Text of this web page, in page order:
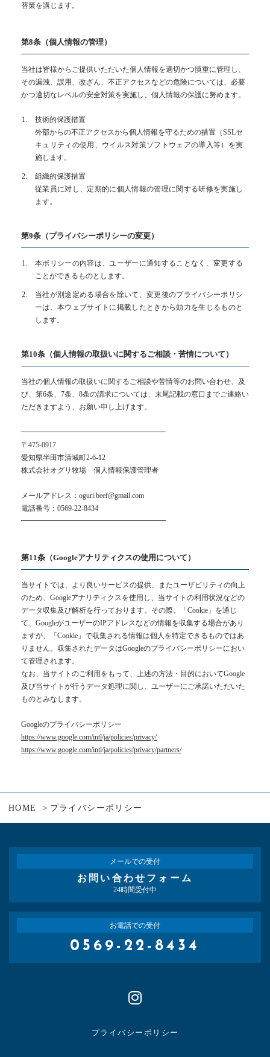
替策を講じます。
第8条（個人情報の管理）
当社は皆様からご提供いただいた個人情報を適切かつ慎重に管理し、
その漏洩、誤用、改ざん、不正アクセスなどの危険については、必要
かつ適切なレベルの安全対策を実施し、個人情報の保護に努めます。
技術的保護措置
外部からの不正アクセスから個人情報を守るための措置（SSLセ
キュリティの使用、ウイルス対策ソフトウェアの導入等）を実
施します。
組織的保護措置
従業員に対し、定期的に個人情報の管理に関する研修を実施し
ます。
第9条（プライバシーポリシーの変更）
本ポリシーの内容は、ユーザーに通知することなく、変更する
ことができるものとします。
当社が別途定める場合を除いて、変更後のプライバシーポリシ
ーは、本ウェブサイトに掲載したときから効力を生じるものと
します。
第10条（個人情報の取扱いに関するご相談・苦情について）
当社の個人情報の取扱いに関するご相談や苦情等のお問い合わせ、及
び、第6条、7条、8条の請求については、末尾記載の窓口までご連絡い
ただきますよう、お願い申し上げます。
━━━━━━━━━━━━━━━━━━━━
〒475-0917
愛知県半田市清城町2-6-12
株式会社オグリ牧場 個人情報保護管理者
メールアドレス：oguri.beef@gmail.com
電話番号：0569-22-8434
━━━━━━━━━━━━━━━━━━━━
第11条（Googleアナリティクスの使用について）
当サイトでは、より良いサービスの提供、またユーザビリティの向上
のため、Googleアナリティクスを使用し、当サイトの利用状況などの
データ収集及び解析を行っております。その際、「Cookie」を通じ
て、GoogleがユーザーのIPアドレスなどの情報を収集する場合があり
ますが、「Cookie」で収集される情報は個人を特定できるものではあ
りません。収集されたデータはGoogleのプライバシーポリシーにおい
て管理されます。
なお、当サイトのご利用をもって、上述の方法・目的においてGoogle
及び当サイトが行うデータ処理に関し、ユーザーにご承諾いただいた
ものとみなします。
Googleのプライバシーポリシー
https://www.google.com/intl/ja/policies/privacy/
https://www.google.com/intl/ja/policies/privacy/partners/
HOME プライバシーポリシー
メールでの受付
お問い合わせフォーム
24時間受付中
お電話での受付
0569-22-8434
プライバシーポリシー